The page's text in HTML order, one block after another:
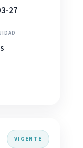
27
VIGENTE